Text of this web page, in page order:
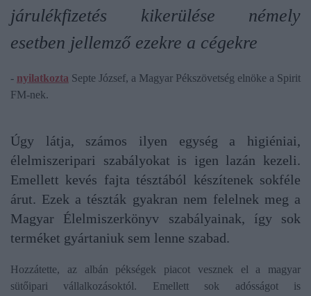
járulékfizetés kikerülése némely
esetben jellemző ezekre a cégekre
- nyilatkozta Septe József, a Magyar Pékszövetség elnöke a Spirit
FM-nek.
Úgy látja, számos ilyen egység a higiéniai,
élelmiszeripari szabályokat is igen lazán kezeli.
Emellett kevés fajta tésztából készítenek sokféle
árut. Ezek a tészták gyakran nem felelnek meg a
Magyar Élelmiszerkönyv szabályainak, így sok
terméket gyártaniuk sem lenne szabad.
Hozzátette, az albán pékségek piacot vesznek el a magyar
sütőipari vállalkozásoktól. Emellett sok adósságot is